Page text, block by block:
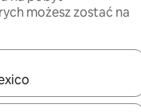
możesz zostać na
możesz poruszać się